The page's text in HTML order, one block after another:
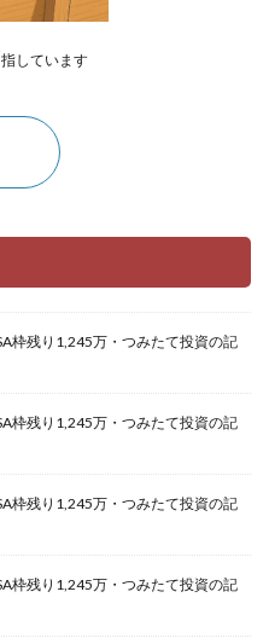
しています
枠残り1,245万・つみたて投資の記
枠残り1,245万・つみたて投資の記
枠残り1,245万・つみたて投資の記
枠残り1,245万・つみたて投資の記